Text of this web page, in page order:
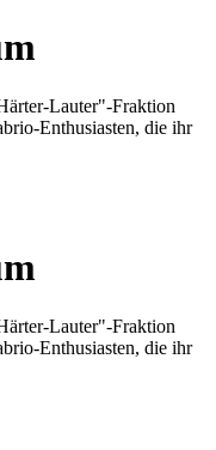
Lauter"-Fraktion
Enthusiasten, die ihr
Lauter"-Fraktion
Enthusiasten, die ihr